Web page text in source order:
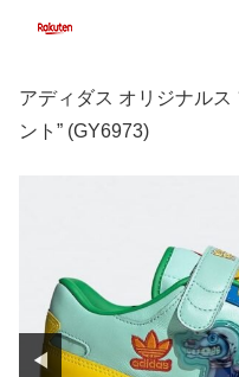
アディダス オリジナルス
ント” (GY6973)
◀